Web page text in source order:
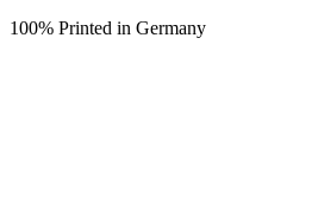
100% Printed in Germany